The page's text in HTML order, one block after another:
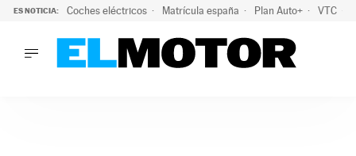
ES NOTICIA: Coches eléctricos Matrícula españa Plan Auto+ VTC